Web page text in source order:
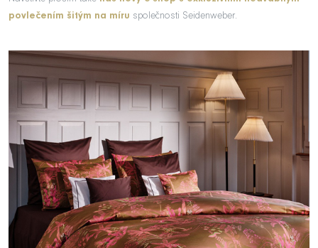
povlečením šitým na míru společnosti Seidenweber.